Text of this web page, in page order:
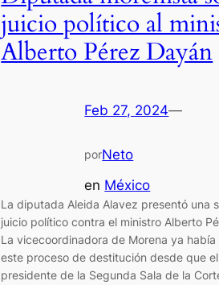
juicio político al
Alberto Pérez Dayán
Feb 27, 2024—
porNeto
en México
La diputada Aleida Alavez presentó una
juicio político contra el ministro Alberto
La vicecoordinadora de Morena ya
este proceso de destitución desde que
presidente de la Segunda Sala de la